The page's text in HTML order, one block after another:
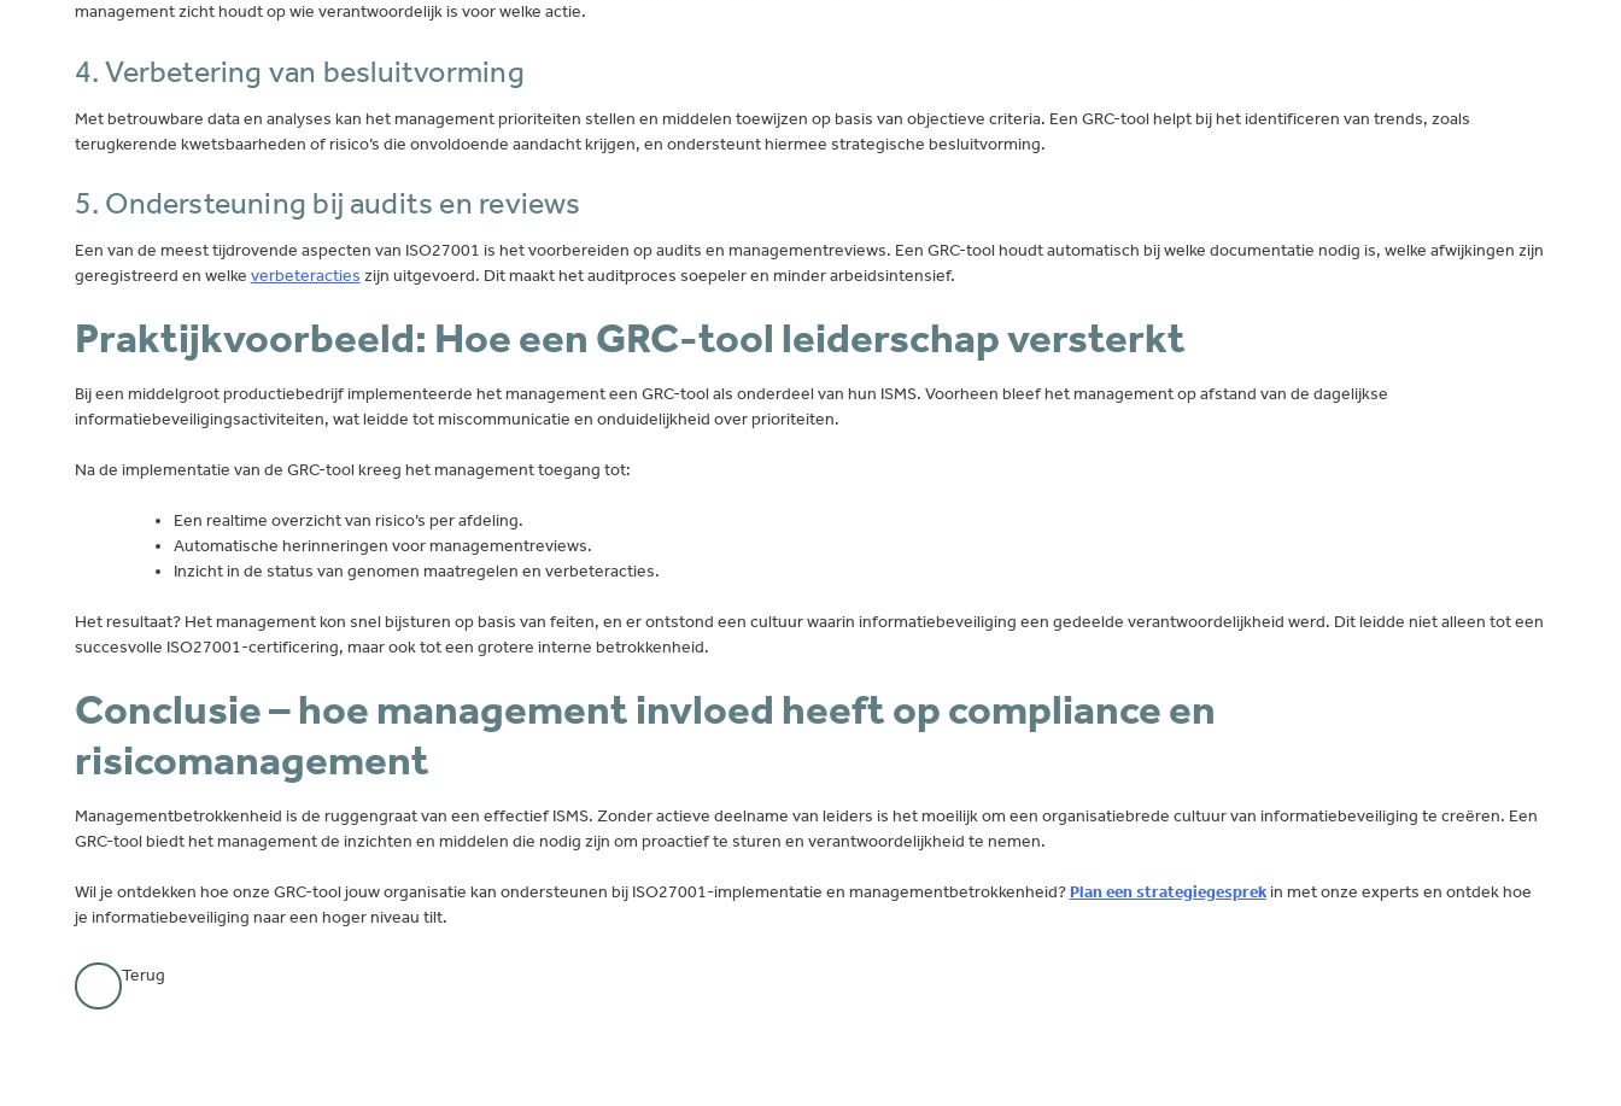
management zicht houdt op wie verantwoordelijk is voor welke actie.
4. Verbetering van besluitvorming
Met betrouwbare data en analyses kan het management prioriteiten stellen en middelen toewijzen op basis van objectieve criteria. Een GRC-tool helpt bij het identificeren van trends, zoals
terugkerende kwetsbaarheden of risico’s die onvoldoende aandacht krijgen, en ondersteunt hiermee strategische besluitvorming.
5. Ondersteuning bij audits en reviews
Een van de meest tijdrovende aspecten van ISO27001 is het voorbereiden op audits en managementreviews. Een GRC-tool houdt automatisch bij welke documentatie nodig is, welke afwijkingen zijn
geregistreerd en welke verbeteracties zijn uitgevoerd. Dit maakt het auditproces soepeler en minder arbeidsintensief.
Praktijkvoorbeeld: Hoe een GRC-tool leiderschap versterkt
Bij een middelgroot productiebedrijf implementeerde het management een GRC-tool als onderdeel van hun ISMS. Voorheen bleef het management op afstand van de dagelijkse
informatiebeveiligingsactiviteiten, wat leidde tot miscommunicatie en onduidelijkheid over prioriteiten.
Na de implementatie van de GRC-tool kreeg het management toegang tot:
Een realtime overzicht van risico’s per afdeling.
Automatische herinneringen voor managementreviews.
Inzicht in de status van genomen maatregelen en verbeteracties.
Het resultaat? Het management kon snel bijsturen op basis van feiten, en er ontstond een cultuur waarin informatiebeveiliging een gedeelde verantwoordelijkheid werd. Dit leidde niet alleen tot een
succesvolle ISO27001-certificering, maar ook tot een grotere interne betrokkenheid.
Conclusie – hoe management invloed heeft op compliance en
risicomanagement
Managementbetrokkenheid is de ruggengraat van een effectief ISMS. Zonder actieve deelname van leiders is het moeilijk om een organisatiebrede cultuur van informatiebeveiliging te creëren. Een
GRC-tool biedt het management de inzichten en middelen die nodig zijn om proactief te sturen en verantwoordelijkheid te nemen.
Wil je ontdekken hoe onze GRC-tool jouw organisatie kan ondersteunen bij ISO27001-implementatie en managementbetrokkenheid? Plan een strategiegesprekin met onze experts en ontdek hoe
je informatiebeveiliging naar een hoger niveau tilt.
Terug